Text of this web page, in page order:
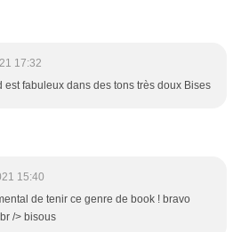
17:32
est fabuleux dans des tons très doux Bises
15:40
de tenir ce genre de book ! bravo
/> bisous